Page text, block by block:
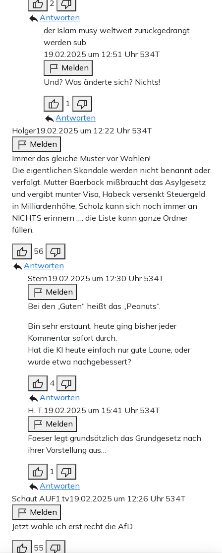
2
Antworten
der Islam musy weltweit zurückgedrängt
werden sub
19.02.2025 um 12:51 Uhr 534T
Melden
Und? Was änderte sich? Nichts!
1
Antworten
Holger19.02.2025 um 12:22 Uhr 534T
Melden
Immer das gleiche Muster vor Wahlen!
Die eigentlichen Skandale werden nicht benannt oder
verfolgt. Mutter Baerbock mißbraucht das Asylgesetz
und vergibt munter Visa, Habeck versenkt Steuergeld
in Milliardenhöhe, Scholz kann sich noch immer an
NICHTS erinnern …. die Liste kann ganze Ordner
füllen.
56
Antworten
Stern19.02.2025 um 12:30 Uhr 534T
Melden
Bei den „Guten“ heißt das „Peanuts“.
Bin sehr erstaunt, heute ging bisher jeder
Kommentar sofort durch.
Hat die KI heute einfach nur gute Laune, oder
wurde etwa nachgebessert?
4
Antworten
H. T.19.02.2025 um 15:41 Uhr 534T
Melden
Faeser legt grundsätzlich das Grundgesetz nach
ihrer Vorstellung aus…
1
Antworten
Schaut AUF1.tv19.02.2025 um 12:26 Uhr 534T
Melden
Jetzt wähle ich erst recht die AfD.
55